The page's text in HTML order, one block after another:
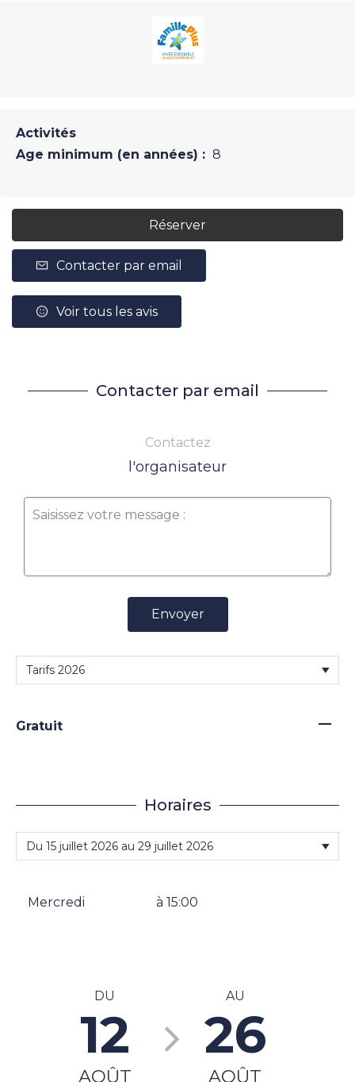
Activités
Age minimum (en années) : 8
Réserver
Contacter par email
Voir tous les avis
Contacter par email
Contactez
l'organisateur
Envoyer
Gratuit —
Horaires
Mercredi à 15:00
DU
12
AOÛT
AU
26
AOÛT